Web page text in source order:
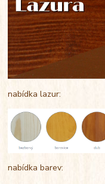
nabídka lazur:
nabídka barev: